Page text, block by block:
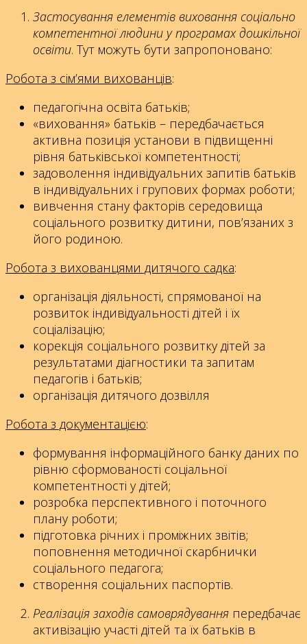
Застосування елементів виховання соціально
компетентної людини у програмах дошкільної
освіти. Тут можуть бути запропоновано:
Робота з сім’ями вихованців:
педагогічна освіта батьків;
«виховання» батьків – передбачається
активна позиція установи в підвищенні
рівня батьківської компетентності;
задоволення індивідуальних запитів батьків
в індивідуальних і групових формах роботи;
вивчення стану факторів середовища
соціального розвитку дитини, пов’язаних з
його родиною.
Робота з вихованцями дитячого садка:
організація діяльності, спрямованої на
розвиток індивідуальності дітей і їх
соціалізацію;
корекція соціального розвитку дітей за
результатами діагностики та запитам
педагогів і батьків;
організація дитячого дозвілля
Робота з документацією:
формування інформаційного банку даних по
рівню сформованості соціальної
компетентності у дітей;
розробка перспективного і поточного
плану роботи;
підготовка річних і проміжних звітів;
поповнення методичної скарбнички
соціального педагога;
створення соціальних паспортів.
Реалізація заходів самоврядування передбачає
активізацію участі дітей та їх батьків в